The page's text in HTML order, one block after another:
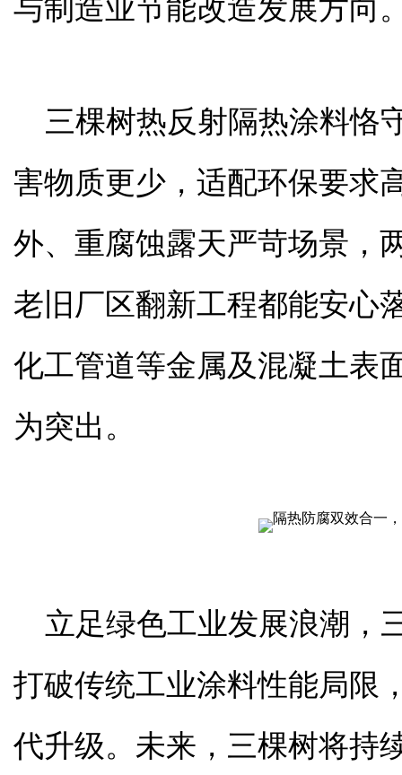
与制造业节能改造发展方向
三棵树热反射隔热涂料恪
害物质更少，适配环保要求
外、重腐蚀露天严苛场景，
老旧厂区翻新工程都能安心
化工管道等金属及混凝土表
为突出。
立足绿色工业发展浪潮，
打破传统工业涂料性能局限
代升级。未来，三棵树将持